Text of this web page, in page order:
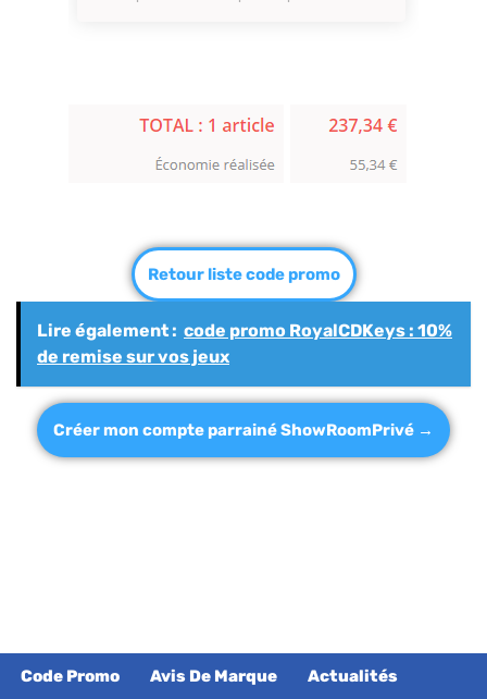
Retour liste code promo
Lire également : code promo RoyalCDKeys : 10%
de remise sur vos jeux
Créer mon compte parrainé ShowRoomPrivé →
Code Promo Avis De Marque Actualités